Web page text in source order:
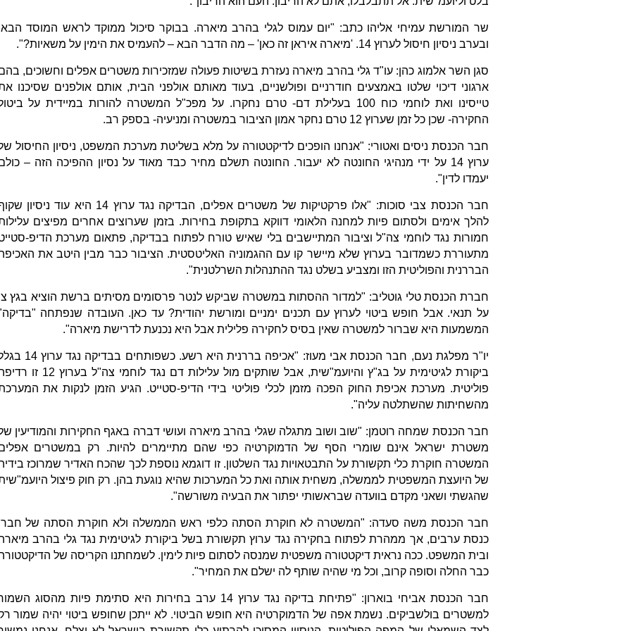
שר המורשת עמיחי אליהו כתב: "יום עמוס לגלי בהרב מיארה. בבוקר סיכול ממוקד לראש המוסד
ובערב ניסיון חיסול לערוץ 14. 'מיארה איראן זה כאן' – מה הדבר הבא – להעמיס את הימין על משאיות?".
סגן השר אלמוג כהן: עו"ד גלי בהרב מיארה נעזרת בשיטות פעולה שמזכירות משטרים אפלים וחשוכים,
ארגוני דיכוי שלטו באמצעים חודרניים ופולשניים, בעוד מאותם אולפני הבית, אותם אולפנים שסיכנו
טייסינו ואת לוחמי כוח 100 בעלילת דם- טרם נחקרו. על מפכ"ל המשטרה להורות במיידית על
החקירה- שכן כל זמן שערוץ 12 טרם נחקר אמון הציבור במשטרה ומניעיה- בספק רב.
חבר הכנסת ניסים ואטורי: "אנחנו הופכים לדיקטטורה על מלא בשליטת מערכת המשפט, ניסיון החיסול
ערוץ 14 על ידי מנהיגי החונטה לא יעבור. החונטה תשלם מחיר כבד מאוד על נסיון ההפיכה הזה –
יעמדו לדין".
חבר הכנסת צבי סוכות: "אלו פרקטיקות של משטרים אפלים, הבדיקה נגד ערוץ 14 היא עוד ניסיון
להלך אימים ולסתום פיות למחנה הלאומי דווקא בתקופת בחירות. בזמן שערוצים אחרים מפיצים
חמורות נגד לוחמי צה"ל וציבור המתיישבים בלי שאיש טורח לפתוח בבדיקה, פתאום מערכת הדיפ-
מתעוררת כשמדובר בערוץ שלא מיישר קו עם ההגמוניה האליטסטית. הציבור כבר מבין היטב את
הבררנית והפוליטית הזו ומצביע בשלט נגד ההתנהלות השרלטנית".
חברת הכנסת טלי גוטליב: "למדור ההסתות במשטרה שביקש לנטר פרסומים מסיתים ברשת הוציא בגץ
על תנאי. אבל חופש ביטוי לערוץ עם תכנים ימניים ומורשת יהודית? עד כאן. העובדה שנפתחה
המשמעות היא שברור למשטרה שאין בסיס לחקירה פלילית אבל היא נכנעת לדרישת מיארה".
יו"ר מפלגת נעם, חבר הכנסת אבי מעוז: "אכיפה בררנית היא רשע. כשפותחים
ביקורת לגיטימית על בג"ץ והיועמ"שית, אבל שותקים מול עלילות דם נגד לוחמי צה"ל בערוץ
פוליטית. מערכת אכיפת החוק הפכה מזמן לכלי פוליטי בידי הדיפ-סטייט. הגיע הזמן לנקות את
מהשחיתות שהשתלטה עליה".
חבר הכנסת שמחה רוטמן: "שוב ושוב מתגלה שגלי בהרב מיארה ועושי דברה באגף החקירות והמודיעין
משטרת ישראל אינם שומרי הסף של הדמוקרטיה כפי שהם מתיימרים להיות. רק במשטרים
המשטרה חוקרת כלי תקשורת על התבטאויות נגד השלטון. זו דוגמא נוספת לכך שהכח האדיר שמרוכז
של היועצת המשפטית לממשלה, משחית אותה ואת כל המערכות שהיא נוגעת בהן. רק חוק פיצול
שהגשתי ושאני מקדם בוועדה שבראשותי יפתור את הבעיה משורשה".
חבר הכנסת משה סעדה: "המשטרה לא חוקרת הסתה כלפי ראש הממשלה ולא חוקרת הסתה של
כנסת ערבים, אך ממהרת לפתוח בחקירה נגד ערוץ תקשורת בשל ביקורת לגיטימית נגד גלי בהרב
ובית המשפט. ככה נראית דיקטטורה משפטית שמנסה לסתום פיות לימין. לשמחתנו הקריסה של
כבר החלה וסופה קרוב, וכל מי שהיה שותף לה ישלם את המחיר".
חבר הכנסת אביחי בוארון: "פתיחת בדיקה נגד ערוץ 14 ערב בחירות היא סתימת פיות מהסוג
למשטרים בולשביקים. נשמת אפה של הדמוקרטיה היא חופש הביטוי. לא ייתכן שחופש ביטוי יהיה שמור